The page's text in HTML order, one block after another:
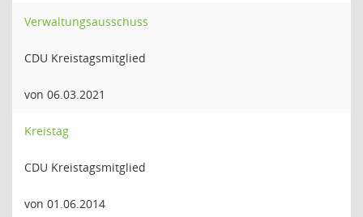
Verwaltungsausschuss
CDU Kreistagsmitglied
von 06.03.2021
Kreistag
CDU Kreistagsmitglied
von 01.06.2014